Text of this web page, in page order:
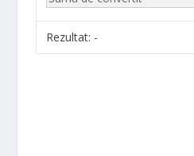
Rezultat: -